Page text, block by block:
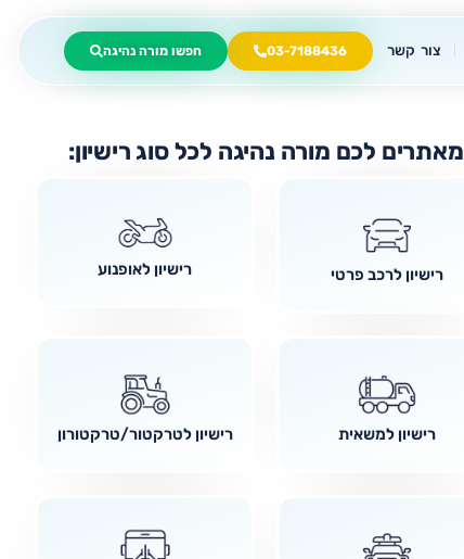
צור קשר 03-7188436 חפשו מורה נהיגה
מאתרים לכם מורה נהיגה לכל סוג רישיון:
רישיון לרכב פרטי רישיון לאופנוע
רישיון למשאית רישיון לטרקטור/טרקטורון